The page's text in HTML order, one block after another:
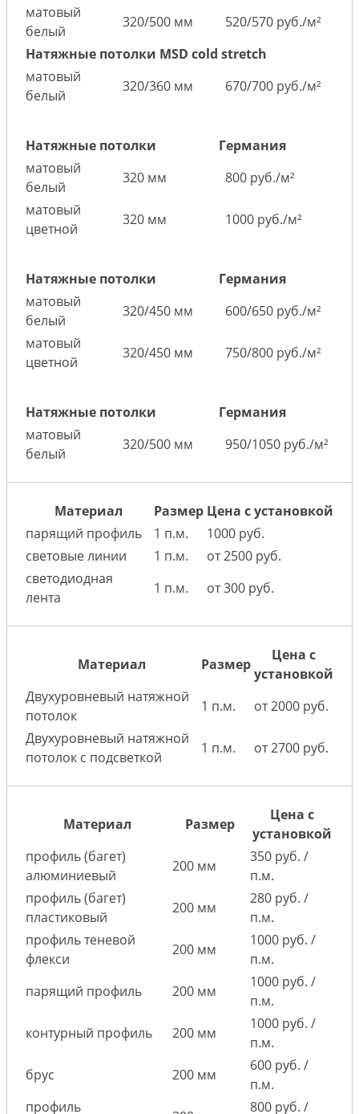
матовый
белый
320/500 мм
520/570 руб./м²
Натяжные потолки MSD cold stretch
матовый
белый
320/360 мм 670/700 руб./м²
Натяжные потолки
Германия
матовый
белый
320 мм
800 руб./м²
матовый
цветной
320 мм 1000 руб./м²
Натяжные потолки
Германия
матовый
белый
320/450 мм
600/650 руб./м²
матовый
цветной
320/450 мм 750/800 руб./м²
Натяжные потолки
Германия
матовый
белый
320/500 мм 950/1050 руб./м²
Материал Размер Цена с установкой
парящий профиль
1 п.м.
1000 руб.
световые линии
1 п.м.
от 2500 руб.
светодиодная
лента
1 п.м. от 300 руб.
Материал Размер
Цена с
установкой
Двухуровневый натяжной
потолок
1 п.м.
от 2000 руб.
Двухуровневый натяжной
потолок с подсветкой
1 п.м. от 2700 руб.
Материал Размер
Цена с
установкой
профиль (багет)
алюминиевый
200 мм
350 руб. /
п.м.
профиль (багет)
пластиковый
200 мм
280 руб. /
п.м.
профиль теневой
флекси
200 мм
1000 руб. /
п.м.
парящий профиль
200 мм
1000 руб. /
п.м.
контурный профиль
200 мм
1000 руб. /
п.м.
брус
200 мм
600 руб. /
п.м.
профиль
800 руб. /